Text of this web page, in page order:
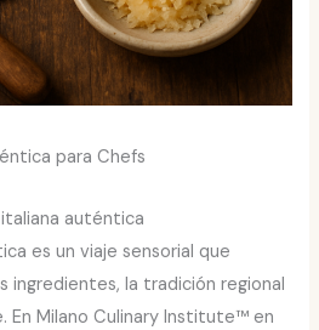
para Chefs
auténtica
es un viaje sensorial que
ingredientes, la tradición regional
En Milano Culinary Institute™ en